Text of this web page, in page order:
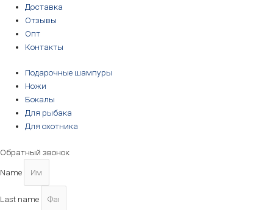
Доставка
Отзывы
Опт
Контакты
Подарочные шампуры
Ножи
Бокалы
Для рыбака
Для охотника
Обратный звонок
Name
Last name